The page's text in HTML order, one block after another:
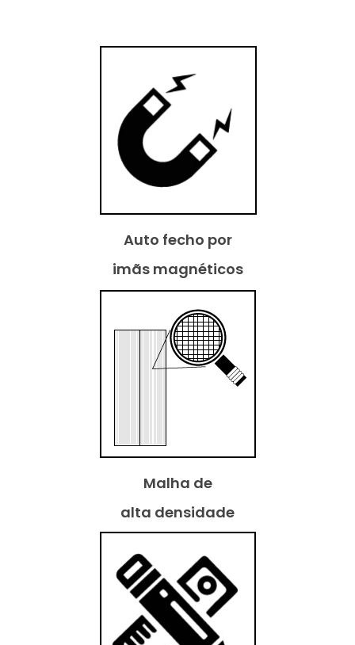
Auto fecho por
imãs magnéticos
Malha de
alta densidade